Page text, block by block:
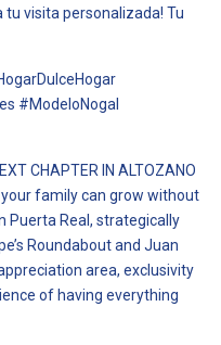
tu visita personalizada! Tu
#ModeloNogal
CHAPTER IN ALTOZANO
family can grow without
Puerta Real, strategically
Roundabout and Juan
area, exclusivity
of having everything